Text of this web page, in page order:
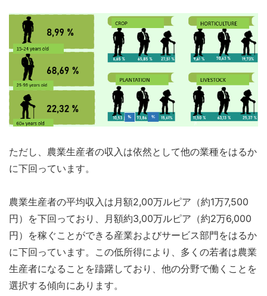
ただし、農業生産者の収入は依然として他の業種をはるか
に下回っています。
農業生産者の平均収入は月額2,00万ルピア（約1万7,500
円）を下回っており、月額約3,00万ルピア（約2万6,000
円）を稼ぐことができる産業およびサービス部門をはるか
に下回っています。この低所得により、多くの若者は農業
生産者になることを躊躇しており、他の分野で働くことを
選択する傾向にあります。